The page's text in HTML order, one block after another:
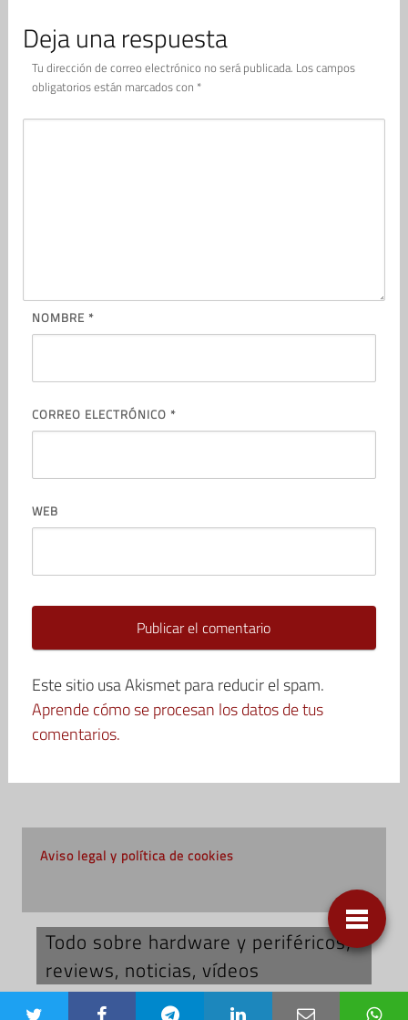
Deja una respuesta
Tu dirección de correo electrónico no será publicada. Los campos
obligatorios están marcados con *
NOMBRE *
CORREO ELECTRÓNICO *
WEB
Este sitio usa Akismet para reducir el spam.
Aprende cómo se procesan los datos de tus
comentarios.
Aviso legal y política de cookies
Todo sobre hardware y periféricos;
reviews, noticias, vídeos